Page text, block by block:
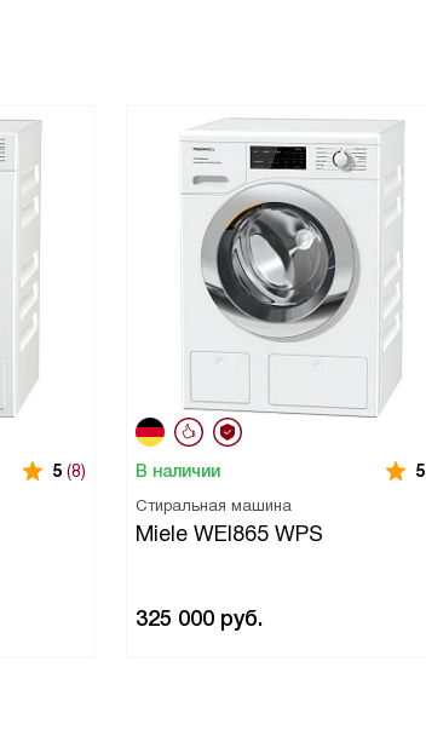
5 (8) В наличии 5
Стиральная машина
Miele WEI865 WPS
325 000 руб.